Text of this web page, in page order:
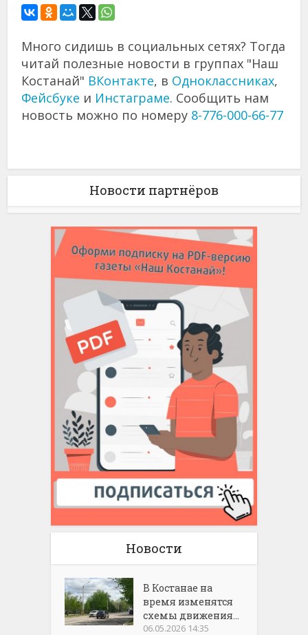
Много сидишь в социальных сетях? Тогда
читай полезные новости в группах "Наш
Костанай" ВКонтакте, в Одноклассниках,
Фейсбуке и Инстаграме. Сообщить нам
новость можно по номеру 8-776-000-66-77
Новости партнёров
Новости
В Костанае на
время изменятся
схемы движения...
06.05.2026 14:35